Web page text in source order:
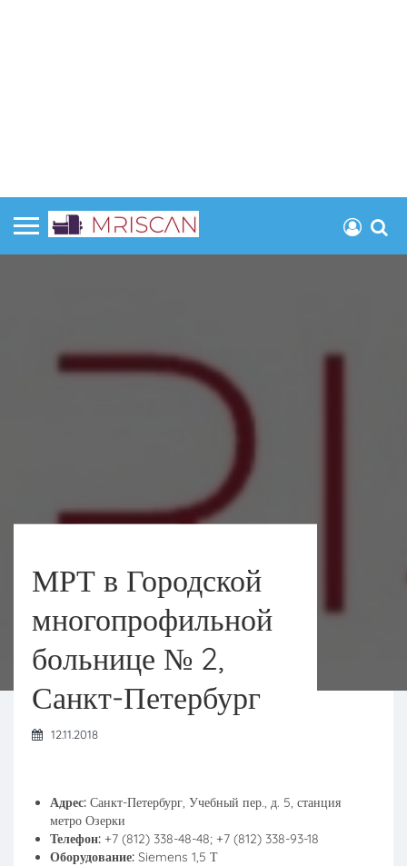
МРТ в Городской
многопрофильной
больнице № 2,
Санкт-Петербург
12.11.2018
Адрес: Санкт-Петербург, Учебный пер., д. 5, станция
метро Озерки
Телефон: +7 (812) 338-48-48; +7 (812) 338-93-18
Оборудование: Siemens 1,5 Т